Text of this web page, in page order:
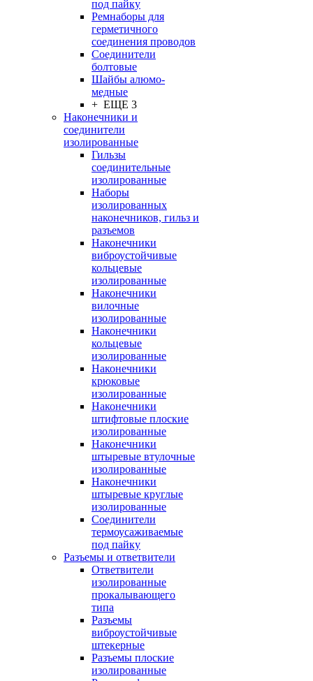
под пайку
Ремнаборы для
герметичного
соединения проводов
Соединители
болтовые
Шайбы алюмо-
медные
+ ЕЩЕ 3
Наконечники и
соединители
изолированные
Гильзы
соединительные
изолированные
Наборы
изолированных
наконечников, гильз и
разъемов
Наконечники
виброустойчивые
кольцевые
изолированные
Наконечники
вилочные
изолированные
Наконечники
кольцевые
изолированные
Наконечники
крюковые
изолированные
Наконечники
штифтовые плоские
изолированные
Наконечники
штыревые втулочные
изолированные
Наконечники
штыревые круглые
изолированные
Соединители
термоусаживаемые
под пайку
Разъемы и ответвители
Ответвители
изолированные
прокалывающего
типа
Разъемы
виброустойчивые
штекерные
Разъемы плоские
изолированные